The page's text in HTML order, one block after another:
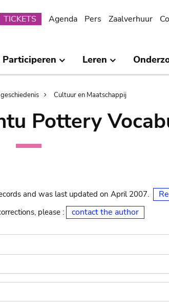
TICKETS Agenda Pers Zaalverhuur
Participeren Leren
Cultuur en Maatschappij
Pottery
and was last updated on April 2007.
please : contact the author